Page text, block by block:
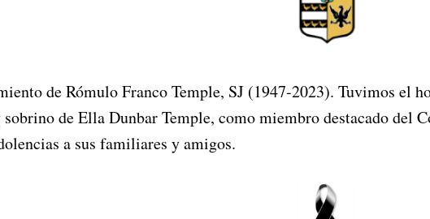
de Rómulo Franco Temple, SJ (1947-2023). Tuvimos el
de Ella Dunbar Temple, como miembro destacado del
a sus familiares y amigos.